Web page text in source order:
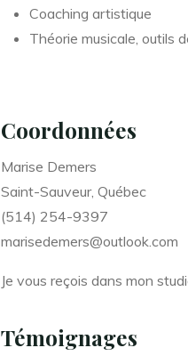
Coaching artistique
Théorie musicale, outils
Coordonnées
Marise Demers
Saint-Sauveur, Québec
(514) 254-9397
marisedemers@outlook.com
Je vous reçois dans mon
Témoignages